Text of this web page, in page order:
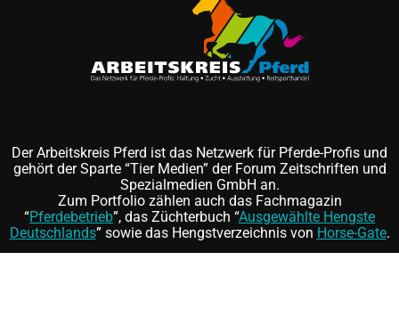
Der Arbeitskreis Pferd ist das Netzwerk für Pferde-Profis und
gehört der Sparte “Tier Medien” der Forum Zeitschriften und
Spezialmedien GmbH an.
Zum Portfolio zählen auch das Fachmagazin
“Pferdebetrieb”, das Züchterbuch “Ausgewählte Hengste
Deutschlands” sowie das Hengstverzeichnis von Horse-Gate.